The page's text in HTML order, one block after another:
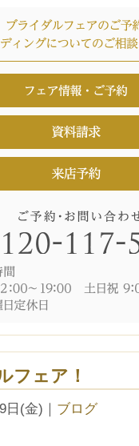
フェア！
日(金) ｜ ブログ